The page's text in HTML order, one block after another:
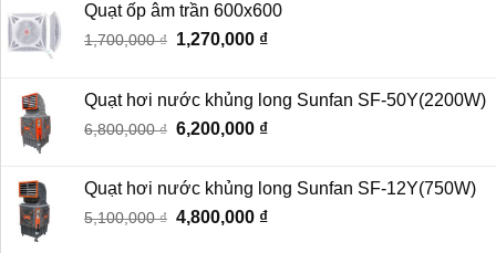
Quạt ốp âm trần 600x600
1,700,000₫ Giá
1,700,000 ₫.
1,270,000 ₫
là:
Quạt hơi nước khủng long Sunfan SF-50Y(2200W)
6,800,000₫ Giá
6,800,000 ₫.
6,200,000 ₫
là:
Quạt hơi nước khủng long Sunfan SF-12Y(750W)
5,100,000₫ Giá
4,800,000 ₫